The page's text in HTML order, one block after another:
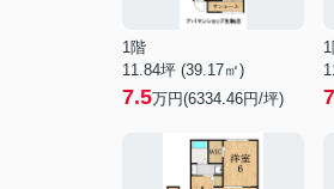
1階
11.84坪 (39.17㎡)
7.5万円(6334.46円/坪)